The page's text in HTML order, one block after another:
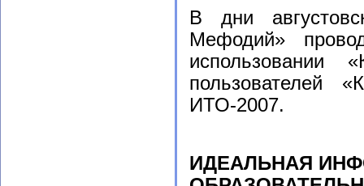
В дни
Мефодий»
использовании
пользователей
ИТО-2007.
ИДЕАЛЬНАЯ